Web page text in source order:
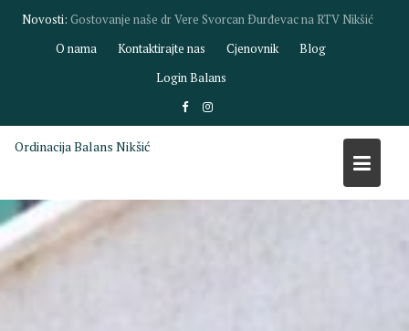
Novosti:Gostovanje dr Biljane Savić na RTV Nikšić
O nama
Kontaktirajte nas Cjenovnik
Blog
Login Balans
Ordinacija Balans Nikšić